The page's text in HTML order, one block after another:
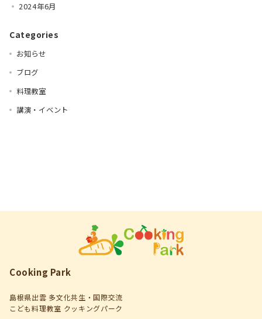
2024年6月
Categories
お知らせ
ブログ
料理教室
講演・イベント
Cooking Park
島根県出雲 多文化共生・国際交流
こども料理教室 クッキングパーク